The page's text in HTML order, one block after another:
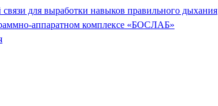
для выработки навыков правильного дыхания
аппаратном комплексе «БОСЛАБ»